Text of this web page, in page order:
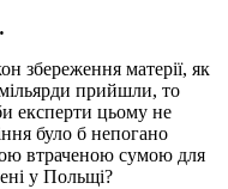
збереження матерiї, як
прийшли, то
експерти цьому не
було б непогано
втраченою сумою для
у Польщi?